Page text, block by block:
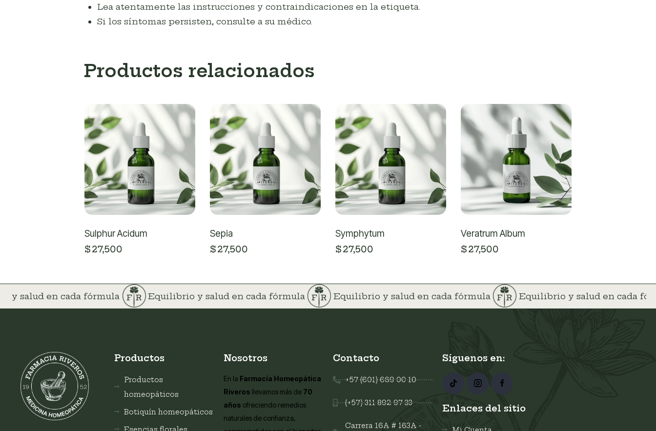
Lea atentamente las instrucciones y contraindicaciones en la etiqueta.
Si los síntomas persisten, consulte a su médico.
Productos relacionados
Sulphur Acidum
$27,500
Sepia
$27,500
Symphytum
$27,500
Veratrum Album
$27,500
y salud en cada fórmula Equilibrio y salud en cada fórmula Equilibrio y salud en cada fórmula Equilibrio y salud en cada
Productos
Productos
homeopáticos
Botiquín homeopáticos
Nosotros
En la Farmacia Homeopática
Riveros llevamos más de 70
años ofreciendo remedios
naturales de confianza,
Contacto
+57 (601) 669 00 10
(+57) 311 892 97 33
Carrera 16A # 163A -
Síguenos en:
Enlaces del sitio